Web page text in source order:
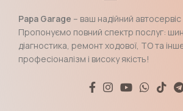
Papa Garage – ваш надійний автосервіс
Пропонуємо повний спектр послуг:
діагностика, ремонт ходової, ТО та
професіоналізм і високу якість!